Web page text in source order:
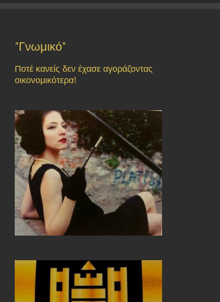
"Γνωμικό"
Ποτέ κανείς δεν έχασε αγοράζοντας
οικονομικότερα!